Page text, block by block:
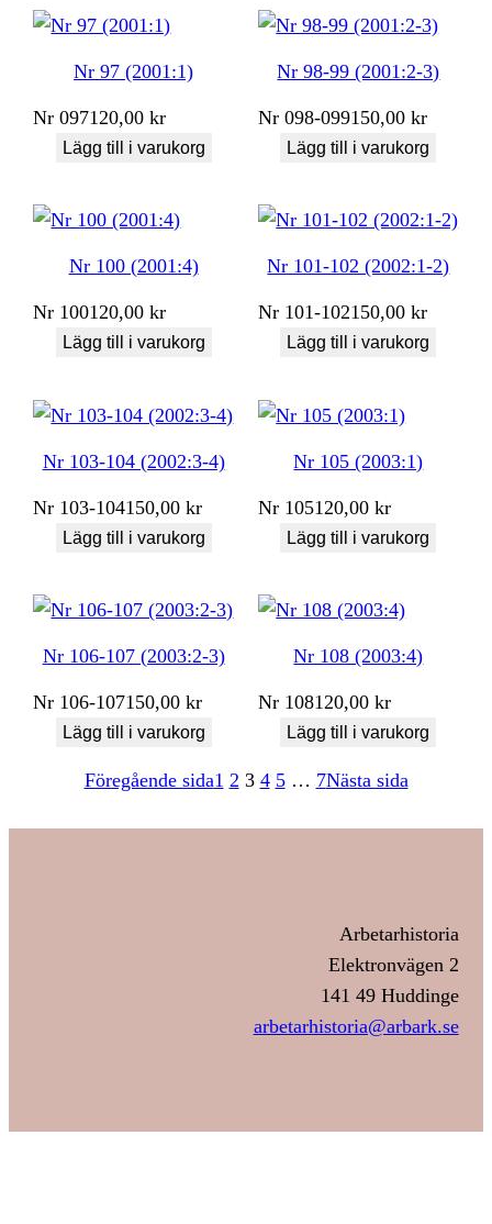
Nr 97 (2001:1)
Nr 097120,00kr
Lägg till i varukorg
Nr 98-99 (2001:2-3)
Nr 098-099150,00kr
Lägg till i varukorg
Nr 100 (2001:4)
Nr 100120,00kr
Lägg till i varukorg
Nr 101-102 (2002:1-2)
Nr 101-102150,00kr
Lägg till i varukorg
Nr 103-104 (2002:3-4)
Nr 103-104150,00kr
Lägg till i varukorg
Nr 105 (2003:1)
Nr 105120,00kr
Lägg till i varukorg
Nr 106-107 (2003:2-3)
Nr 106-107150,00kr
Lägg till i varukorg
Nr 108 (2003:4)
Nr 108120,00kr
Lägg till i varukorg
Föregående sida1 2 3 4 5 … 7Nästa sida
Arbetarhistoria
Elektronvägen 2
141 49 Huddinge
arbetarhistoria@arbark.se